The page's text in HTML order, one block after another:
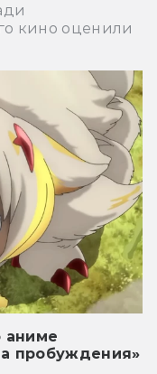
кино оценили
аниме
пробуждения»